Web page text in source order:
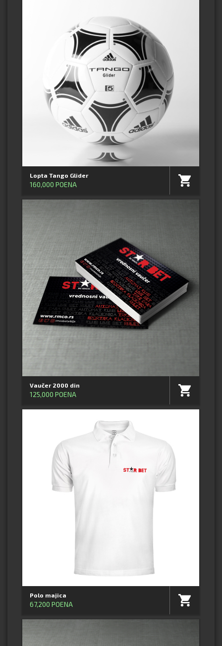
Lopta Tango Glider
160,000 POENA
Vaučer 2000 din
125,000 POENA
Polo majica
67,200 POENA